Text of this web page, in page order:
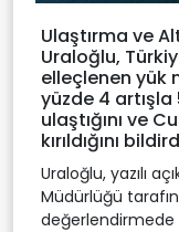
Ulaştırma ve
Uraloğlu,
elleçlenen yük
yüzde 4
ulaştığını ve
kırıldığını
Uraloğlu, yazılı
Müdürlüğü
değerlendirmede